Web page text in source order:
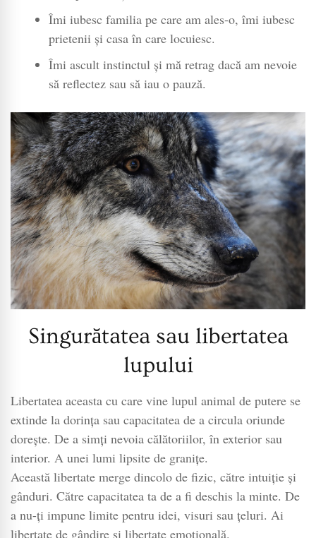
Îmi iubesc familia pe care am ales-o, îmi iubesc
prietenii și casa în care locuiesc.
Îmi ascult instinctul și mă retrag dacă am nevoie
să reflectez sau să iau o pauză.
Singurătatea sau libertatea
lupului
Libertatea aceasta cu care vine lupul animal de putere se
extinde la dorința sau capacitatea de a circula oriunde
dorește. De a simți nevoia călătoriilor, în exterior sau
interior. A unei lumi lipsite de granițe.
Această libertate merge dincolo de fizic, către intuiție și
gânduri. Către capacitatea ta de a fi deschis la minte. De
a nu-ți impune limite pentru idei, visuri sau țeluri. Ai
libertate de gândire și libertate emoțională.